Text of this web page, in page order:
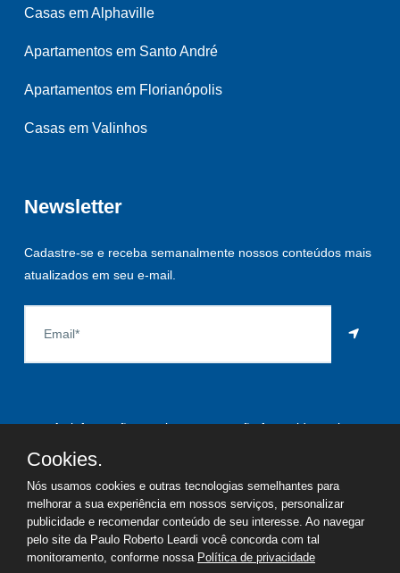
Casas em Alphaville
Apartamentos em Santo André
Apartamentos em Florianópolis
Casas em Valinhos
Newsletter
Cadastre-se e receba semanalmente nossos conteúdos mais
atualizados em seu e-mail.
As informações aqui constantes são fornecidas pelo
proprietário do imóvel e estão sujeitas a alteração a qualquer
©2026Copyright - Paulo Roberto Leardi | Todos os direitos
Cookies.
Nós usamos cookies e outras tecnologias semelhantes para
melhorar a sua experiência em nossos serviços, personalizar
publicidade e recomendar conteúdo de seu interesse. Ao navegar
pelo site da Paulo Roberto Leardi você concorda com tal
monitoramento, conforme nossa Política de privacidade